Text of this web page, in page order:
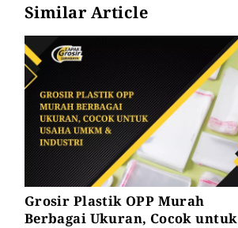
Similar Article
Grosir Plastik OPP Murah
Berbagai Ukuran, Cocok untuk